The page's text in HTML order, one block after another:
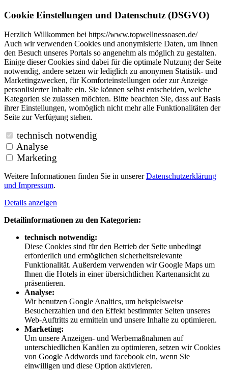
Cookie Einstellungen und Datenschutz (DSGVO)
Herzlich Willkommen bei https://www.topwellnessoasen.de/
Auch wir verwenden Cookies und anonymisierte Daten, um Ihnen
den Besuch unseres Portals so angenehm als möglich zu gestalten.
Einige dieser Cookies sind dabei für die optimale Nutzung der Seite
notwendig, andere setzen wir lediglich zu anonymen Statistik- und
Marketingzwecken, für Komforteinstellungen oder zur Anzeige
personlisierter Inhalte ein. Sie können selbst entscheiden, welche
Kategorien sie zulassen möchten. Bitte beachten Sie, dass auf Basis
ihrer Einstellungen, womöglich nicht mehr alle Funktionalitäten der
Seite zur Verfügung stehen.
technisch notwendig
Analyse
Marketing
Weitere Informationen finden Sie in unsererDatenschutzerklärung
und Impressum.
Details anzeigen
Detailinformationen zu den Kategorien:
technisch notwendig:
Diese Cookies sind für den Betrieb der Seite unbedingt
erforderlich und ermöglichen sicherheitsrelevante
Funktionalität. Außerdem verwenden wir Google Maps um
Ihnen die Hotels in einer übersichtlichen Kartenansicht zu
präsentieren.
Analyse:
Wir benutzen Google Analtics, um beispielsweise
Besucherzahlen und den Effekt bestimmter Seiten unseres
Web-Auftritts zu ermitteln und unsere Inhalte zu optimieren.
Marketing:
Um unsere Anzeigen- und Werbemaßnahmen auf
unterschiedlichen Kanälen zu optimieren, setzen wir Cookies
von Google Addwords und facebook ein, wenn Sie
einwilligen und diese Option aktivieren.